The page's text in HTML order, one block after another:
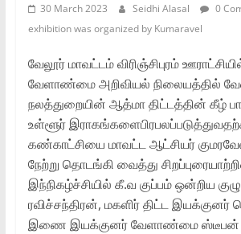
30 March 2023 Seidhi Alasal 0
exhibition was organized by Kumaravel
வேலூர் மாவட்டம் விரிஞ்சிபுரம்
வேளாண்மை அறிவியல் நிலையத்தில்
நலத்துறையின் ஆத்மா திட்டத்தின் கீழ்
உள்ளூர்
கண்காட்சியை மாவட்ட ஆட்சியர்
நேற்று தொடங்கி வைத்து
இந்நிகழ்ச்சியில் கீ.வ குப்பம் ஒன்றிய
ரவிச்சந்திரன், மகளிர் திட்ட இயக்குனர்
இணை இயக்குனர் வேளாண்மை ஸ்டீபன்